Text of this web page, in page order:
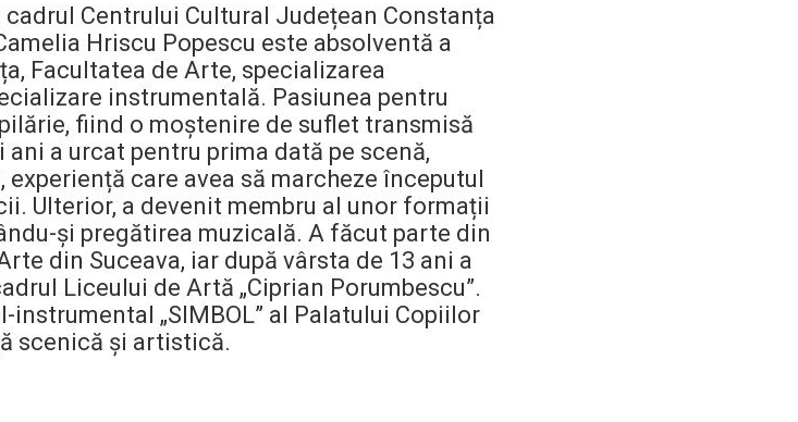
Centrului Cultural Județean Constanța
Hriscu Popescu este absolventă a
Facultatea de Arte, specializarea
instrumentală. Pasiunea pentru
fiind o moștenire de suflet transmisă
a urcat pentru prima dată pe scenă,
care avea să marcheze începutul
Ulterior, a devenit membru al unor formații
și pregătirea muzicală. A făcut parte din
din Suceava, iar după vârsta de 13 ani a
Liceului de Artă „Ciprian Porumbescu”.
„SIMBOL” al Palatului Copiilor
scenică și artistică.
Centrul Burada
Asistentul Centrului Cultural Teodor T. Burada